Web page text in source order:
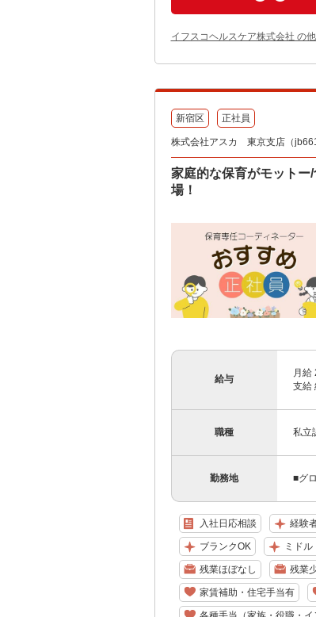
イフスコヘルスケア株式会社 の
新宿区 正社員
株式会社アスカ 東京支店（
家庭的な保育がモット
場！
給与
月給
支給
職種 私立
勤務地 ■グ
入社日応相談 経験
ブランクOK ミド
残業ほぼなし 残業
家賃補助・住宅手当有